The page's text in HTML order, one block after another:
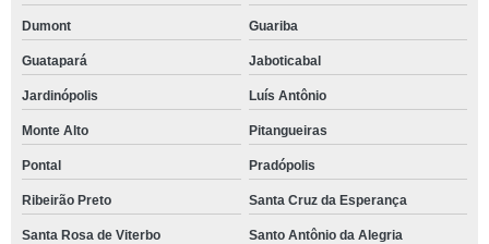
Dumont Guariba
Guatapará Jaboticabal
Jardinópolis Luís Antônio
Monte Alto Pitangueiras
Pontal Pradópolis
Ribeirão Preto Santa Cruz da Esperança
Santa Rosa de Viterbo Santo Antônio da Alegria